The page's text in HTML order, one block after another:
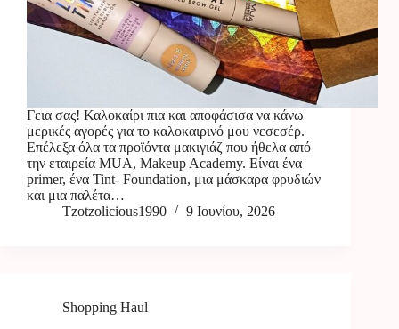
Γεια σας! Καλοκαίρι πια και αποφάσισα να κάνω
μερικές αγορές για το καλοκαιρινό μου νεσεσέρ.
Επέλεξα όλα τα προϊόντα μακιγιάζ που ήθελα από
την εταιρεία MUA, Makeup Academy. Είναι ένα
primer, ένα Tint- Foundation, μια μάσκαρα φρυδιών
και μια παλέτα…
Tzotzolicious1990
9 Ιουνίου, 2026
Shopping Haul